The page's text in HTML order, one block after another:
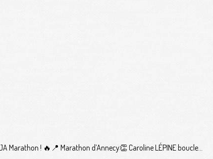
Marathon ! 🔥📍 Marathon d’Annecy👏 Caroline LÉPINE boucle...